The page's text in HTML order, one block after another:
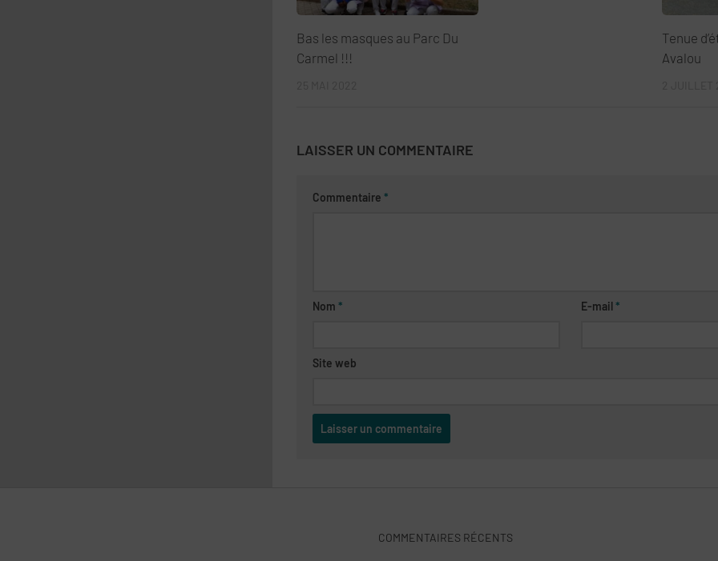
Bas les masques au Parc Du
Carmel !!!
Tenue
Avalou
LAISSER UN COMMENTAIRE
Commentaire *
Nom * E-mail*
Site web
COMMENTAIRES RÉCENTS